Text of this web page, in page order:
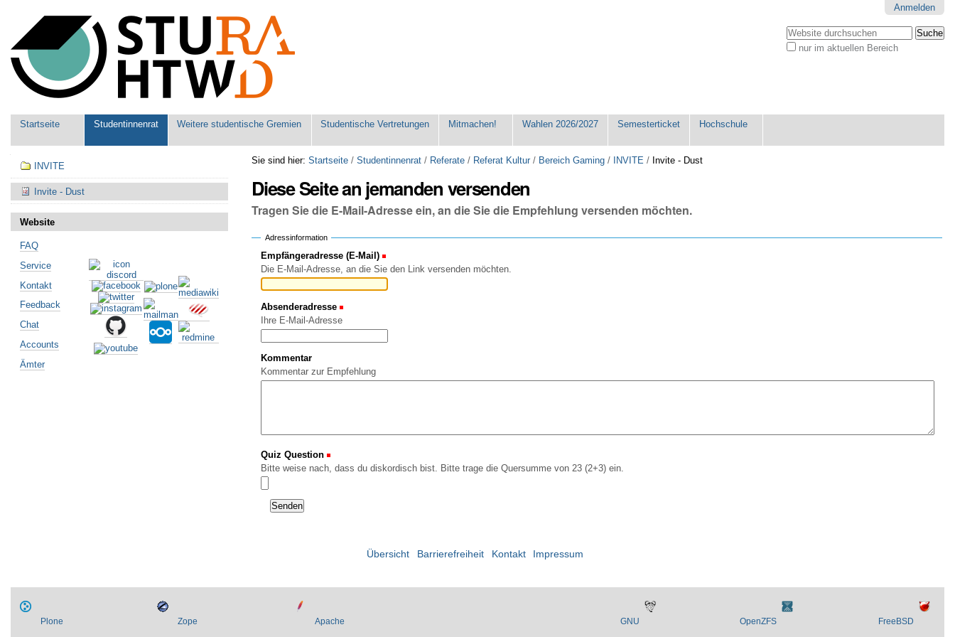
Werkzeuge
Anmelden
Website durchsuchen
nur im aktuellen Bereich
Sektionen
Startseite Studentinnenrat Weitere studentische Gremien Studentische Vertretungen Mitmachen! Wahlen 2026/2027 Semesterticket Hochschule
Sie sind hier: Startseite /Studentinnenrat / Referate / Referat Kultur / Bereich Gaming / INVITE / Invite - Dust
Diese Seite an jemanden versenden
Tragen Sie die E-Mail-Adresse ein, an die Sie die Empfehlung versenden möchten.
Adressinformation
Empfängeradresse (E-Mail)
Die E-Mail-Adresse, an die Sie den Link versenden möchten.
Absenderadresse
Ihre E-Mail-Adresse
Kommentar
Kommentar zur Empfehlung
Quiz Question
Bitte weise nach, dass du diskordisch bist. Bitte trage die Quersumme von 23 (2+3) ein.
Navigation
INVITE
Invite - Dust
Website
FAQ
Service
Kontakt
Feedback
Chat
Accounts
Ämter
Übersicht Barrierefreiheit Kontakt Impressum
Plone Zope Apache GNU OpenZFS FreeBSD